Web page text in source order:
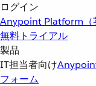
ログイン
Anypoint Platform（
無料トライアル
製品
IT担当者向け
フォーム